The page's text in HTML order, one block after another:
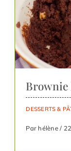
Brownie
DESSERTS &
Par hélène /